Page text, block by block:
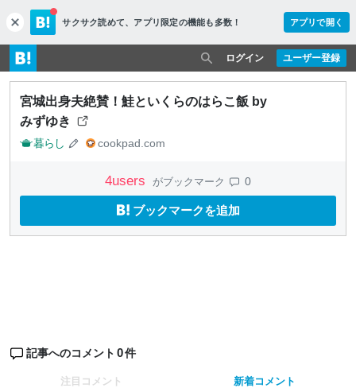
c
l
o
s
e
サクサク読めて、 アプリ限定の機能も多数！ アプリで開く
ユーザー登録
ログイン
宮城出身夫絶賛！鮭といくらのはらこ飯 by
みずゆき
暮らし cookpad.com
4users がブックマーク 0
ブックマークを追加
記事へのコメント 0件
注目コメント 新着コメント